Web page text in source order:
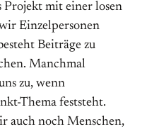
Projekt mit einer losen
Einzelpersonen
Beiträge zu
Manchmal
zu, wenn
Thema feststeht.
auch noch Menschen,